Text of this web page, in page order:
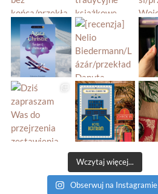
Wczytaj więcej...
Obserwuj na Instagramie